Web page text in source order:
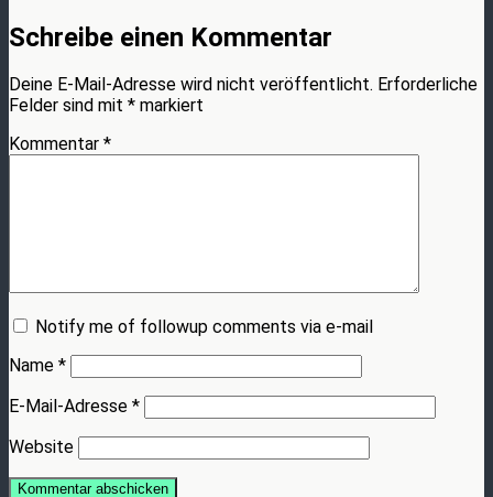
Schreibe einen Kommentar
Deine E-Mail-Adresse wird nicht veröffentlicht. Erforderliche
Felder sind mit * markiert
Kommentar *
Notify me of followup comments via e-mail
Name *
E-Mail-Adresse *
Website